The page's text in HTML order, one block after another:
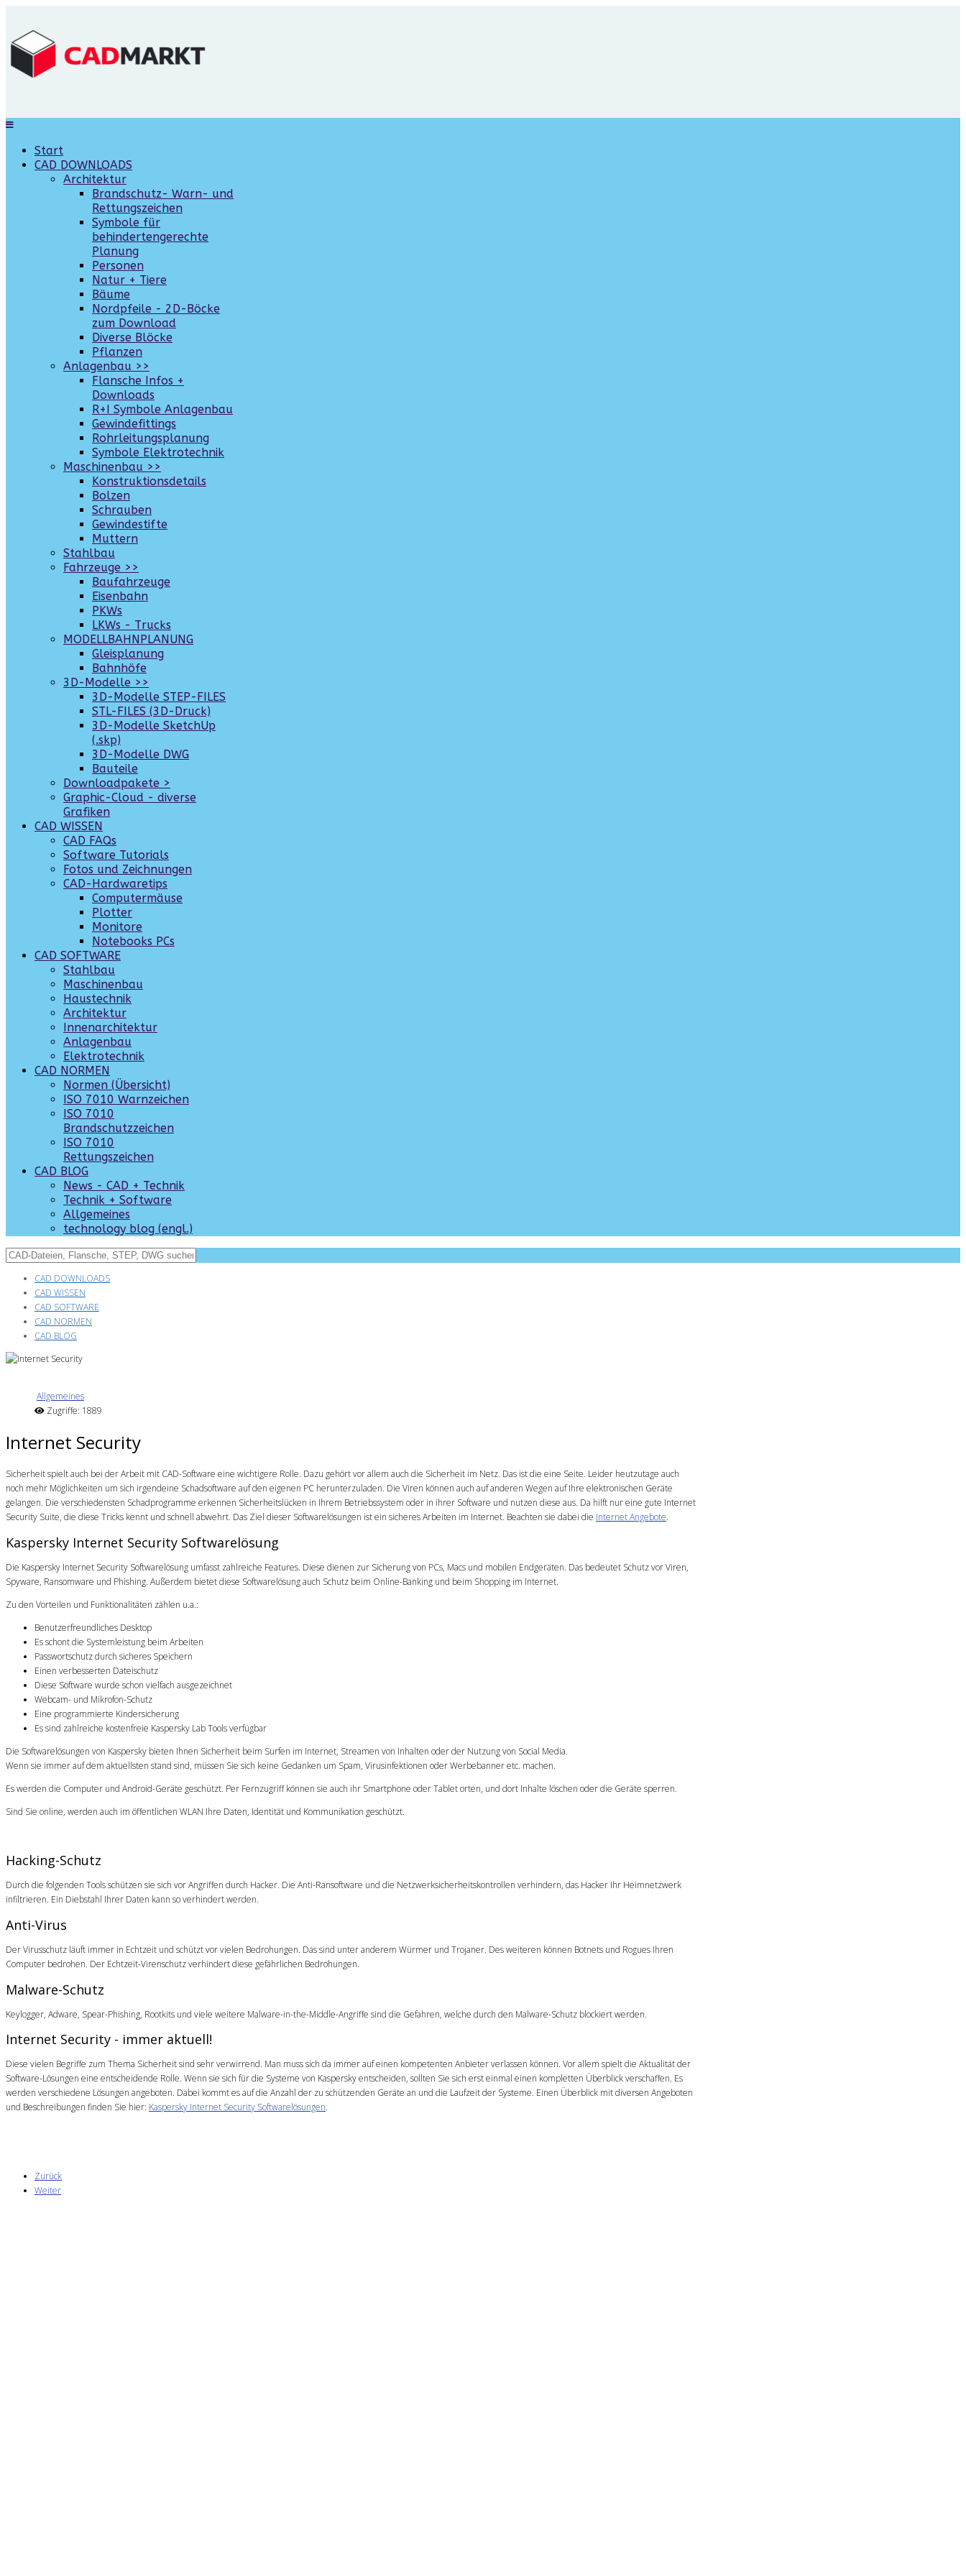
Start
CAD DOWNLOADS
Architektur
Brandschutz- Warn- und
Rettungszeichen
Symbole für
behindertengerechte
Planung
Personen
Natur + Tiere
Bäume
Nordpfeile - 2D-Böcke
zum Download
Diverse Blöcke
Pflanzen
Anlagenbau >>
Flansche Infos +
Downloads
R+I Symbole Anlagenbau
Gewindefittings
Rohrleitungsplanung
Symbole Elektrotechnik
Maschinenbau >>
Konstruktionsdetails
Bolzen
Schrauben
Gewindestifte
Muttern
Stahlbau
Fahrzeuge >>
Baufahrzeuge
Eisenbahn
PKWs
LKWs - Trucks
MODELLBAHNPLANUNG
Gleisplanung
Bahnhöfe
3D-Modelle >>
3D-Modelle STEP-FILES
STL-FILES (3D-Druck)
3D-Modelle SketchUp
(.skp)
3D-Modelle DWG
Bauteile
Downloadpakete >
Graphic-Cloud - diverse
Grafiken
CAD WISSEN
CAD FAQs
Software Tutorials
Fotos und Zeichnungen
CAD-Hardwaretips
Computermäuse
Plotter
Monitore
Notebooks PCs
CAD SOFTWARE
Stahlbau
Maschinenbau
Haustechnik
Architektur
Innenarchitektur
Anlagenbau
Elektrotechnik
CAD NORMEN
Normen (Übersicht)
ISO 7010 Warnzeichen
ISO 7010
Brandschutzzeichen
ISO 7010
Rettungszeichen
CAD BLOG
News - CAD + Technik
Technik + Software
Allgemeines
technology blog (engl.)
CAD DOWNLOADS
CAD WISSEN
CAD SOFTWARE
CAD NORMEN
CAD BLOG
Allgemeines
Zugriffe: 1889
Internet Security
Sicherheit spielt auch bei der Arbeit mit CAD-Software eine wichtigere Rolle. Dazu gehört vor allem auch die Sicherheit im Netz. Das ist die eine Seite. Leider heutzutage auch
noch mehr Möglichkeiten um sich irgendeine Schadsoftware auf den eigenen PC herunterzuladen. Die Viren können auch auf anderen Wegen auf Ihre elektronischen Geräte
gelangen. Die verschiedensten Schadprogramme erkennen Sicherheitslücken in Ihrem Betriebssystem oder in ihrer Software und nutzen diese aus. Da hilft nur eine gute Internet
Security Suite, die diese Tricks kennt und schnell abwehrt. Das Ziel dieser Softwarelösungen ist ein sicheres Arbeiten im Internet. Beachten sie dabei die Internet Angebote.
Kaspersky Internet Security Softwarelösung
Die Kaspersky Internet Security Softwarelösung umfasst zahlreiche Features. Diese dienen zur Sicherung von PCs, Macs und mobilen Endgeräten. Das bedeutet Schutz vor Viren,
Spyware, Ransomware und Phishing. Außerdem bietet diese Softwarelösung auch Schutz beim Online-Banking und beim Shopping im Internet.
Zu den Vorteilen und Funktionalitäten zählen u.a.:
Benutzerfreundliches Desktop
Es schont die Systemleistung beim Arbeiten
Passwortschutz durch sicheres Speichern
Einen verbesserten Dateischutz
Diese Software wurde schon vielfach ausgezeichnet
Webcam- und Mikrofon-Schutz
Eine programmierte Kindersicherung
Es sind zahlreiche kostenfreie Kaspersky Lab Tools verfügbar
Die Softwarelösungen von Kaspersky bieten Ihnen Sicherheit beim Surfen im Internet, Streamen von Inhalten oder der Nutzung von Social Media.
Wenn sie immer auf dem aktuellsten stand sind, müssen Sie sich keine Gedanken um Spam, Virusinfektionen oder Werbebanner etc. machen.
Es werden die Computer und Android-Geräte geschützt. Per Fernzugriff können sie auch ihr Smartphone oder Tablet orten, und dort Inhalte löschen oder die Geräte sperren.
Sind Sie online, werden auch im öffentlichen WLAN Ihre Daten, Identität und Kommunikation geschützt.
Hacking-Schutz
Durch die folgenden Tools schützen sie sich vor Angriffen durch Hacker. Die Anti-Ransoftware und die Netzwerksicherheitskontrollen verhindern, das Hacker Ihr Heimnetzwerk
infiltrieren. Ein Diebstahl Ihrer Daten kann so verhindert werden.
Anti-Virus
Der Virusschutz läuft immer in Echtzeit und schützt vor vielen Bedrohungen. Das sind unter anderem Würmer und Trojaner. Des weiteren können Botnets und Rogues Ihren
Computer bedrohen. Der Echtzeit-Virenschutz verhindert diese gefährlichen Bedrohungen.
Malware-Schutz
Keylogger, Adware, Spear-Phishing, Rootkits und viele weitere Malware-in-the-Middle-Angriffe sind die Gefahren, welche durch den Malware-Schutz blockiert werden.
Internet Security - immer aktuell!
Diese vielen Begriffe zum Thema Sicherheit sind sehr verwirrend. Man muss sich da immer auf einen kompetenten Anbieter verlassen können. Vor allem spielt die Aktualität der
Software-Lösungen eine entscheidende Rolle. Wenn sie sich für die Systeme von Kaspersky entscheiden, sollten Sie sich erst einmal einen kompletten Überblick verschaffen. Es
werden verschiedene Lösungen angeboten. Dabei kommt es auf die Anzahl der zu schützenden Geräte an und die Laufzeit der Systeme. Einen Überblick mit diversen Angeboten
und Beschreibungen finden Sie hier: Kaspersky Internet Security Softwarelösungen.
Zurück
Weiter